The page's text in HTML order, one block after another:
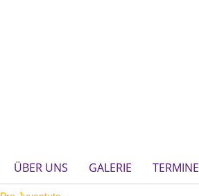
ÜBER UNS GALERIE TERMINE